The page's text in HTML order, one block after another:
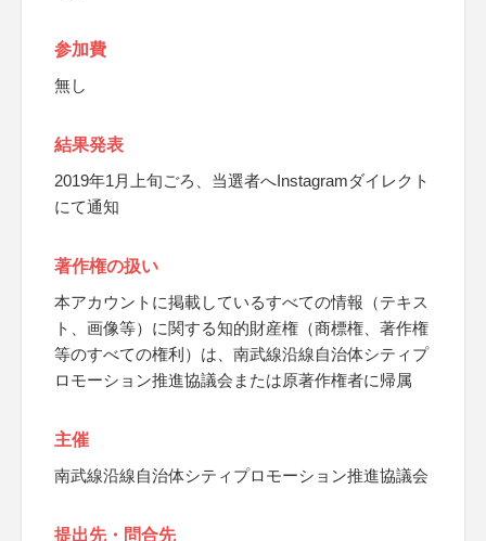
参加費
無し
結果発表
2019年1月上旬ごろ、当選者へInstagramダイレクト
にて通知
著作権の扱い
本アカウントに掲載しているすべての情報（テキス
ト、画像等）に関する知的財産権（商標権、著作権
等のすべての権利）は、南武線沿線自治体シティプ
ロモーション推進協議会または原著作権者に帰属
主催
南武線沿線自治体シティプロモーション推進協議会
提出先・問合先